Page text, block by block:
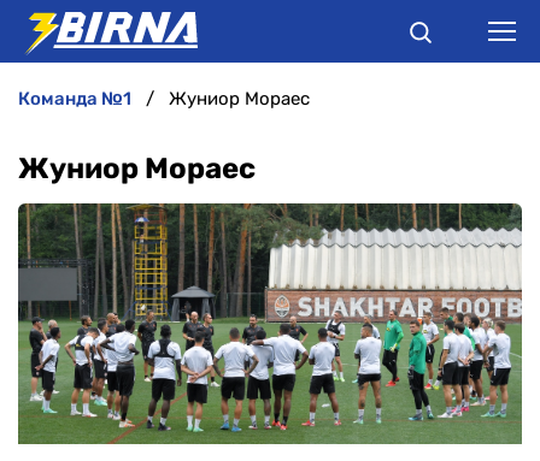
АНАЛІТИКА
ІНТЕРВ'Ю
РІЗНЕ
БУКМЕКЕРИ
команда №1 Жуниор Мораес
Жуниор Мораес